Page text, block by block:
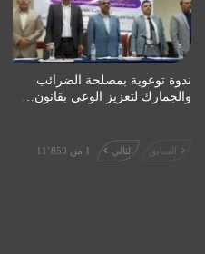
ندوة توعوية بمصلحة الضرائب
والجمارك لتعزيز الوعي بقانون…
السابق التالي 1 من 11٬859